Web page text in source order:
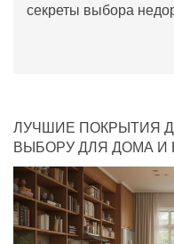
секреты выбора
ЛУЧШИЕ ПОКРЫТИЯ
ВЫБОРУ ДЛЯ ДОМА И